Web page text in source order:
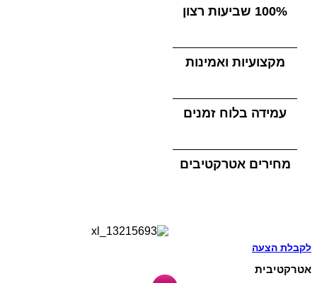
מקצועיות ואמינות
עמידה בלוח זמנים
מחירים אטרקטיבים
לקבלת הצעה
אטרקטיבית